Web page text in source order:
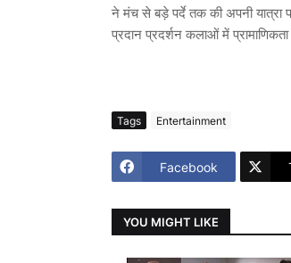
ने मंच से बड़े पर्दे तक की अपनी यात्रा
प्रदान प्रदर्शन कलाओं में
Tags Entertainment
Facebook
YOU MIGHT LIKE